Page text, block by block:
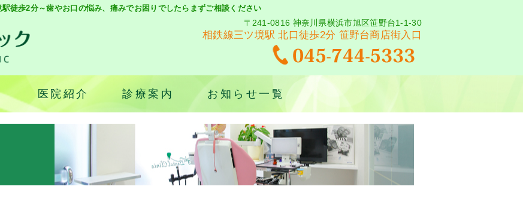
徒歩2分～歯やお口の悩み、痛みでお困りでしたらまずご相談ください
〒241-0816 神奈川県横浜市旭区笹野台1-1-30
相鉄線三ツ境駅 北口徒歩2分 笹野台商店街入口
医院紹介 診療案内 お知らせ一覧